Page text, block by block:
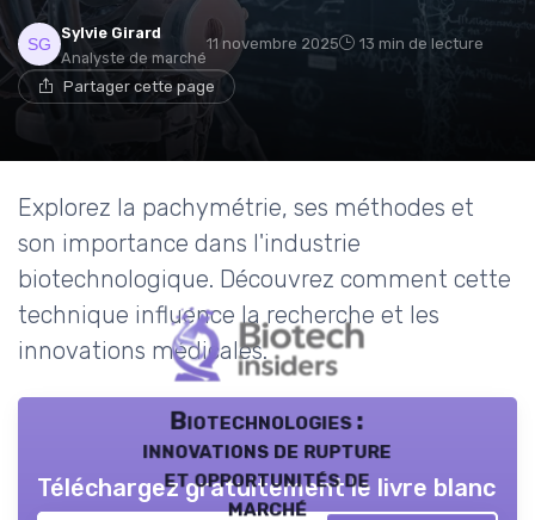
Sylvie Girard
Analyste de marché
11 novembre 2025 13 min de lecture
Partager cette page
Explorez la pachymétrie, ses méthodes et
son importance dans l'industrie
biotechnologique. Découvrez comment cette
technique influence la recherche et les
innovations médicales.
Biotechnologies :
innovations de rupture
et opportunités de
marché
Téléchargez gratuitement le livre blanc